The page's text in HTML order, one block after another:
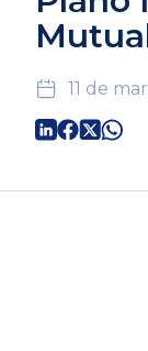
11 de